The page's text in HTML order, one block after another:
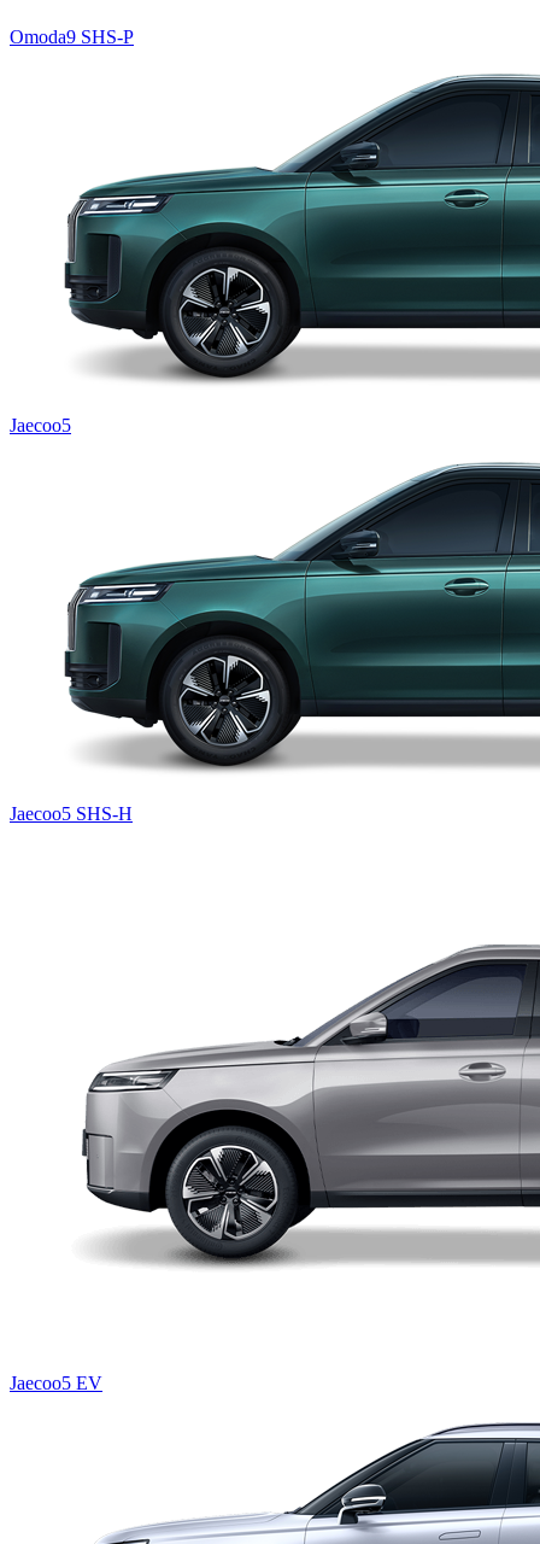
Omoda9 SHS-P
Jaecoo5
Jaecoo5 SHS-H
Jaecoo5 EV